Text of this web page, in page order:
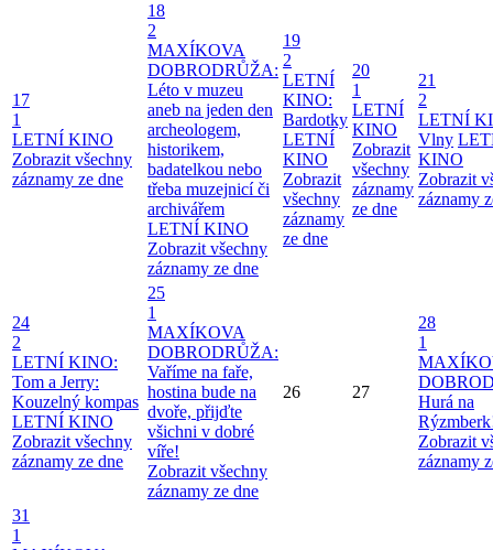
17
1
LETNÍ KINO
Zobrazit všechny
záznamy ze dne
18
2
MAXÍKOVA
DOBRODRŮŽA:
Léto v muzeu
aneb na jeden den
archeologem,
historikem,
badatelkou nebo
třeba muzejnicí či
archivářem
LETNÍ KINO
Zobrazit všechny
záznamy ze dne
19
2
LETNÍ
KINO:
Bardotky
LETNÍ
KINO
Zobrazit
všechny
záznamy
ze dne
20
1
LETNÍ
KINO
Zobrazit
všechny
záznamy
ze dne
21
2
LETNÍ
Vlny
KINO
Zobrazit
záznamy
24
2
LETNÍ KINO:
Tom a Jerry:
Kouzelný kompas
LETNÍ KINO
Zobrazit všechny
záznamy ze dne
25
1
MAXÍKOVA
DOBRODRŮŽA:
Vaříme na faře,
hostina bude na
dvoře, přijďte
všichni v dobré
víře!
Zobrazit všechny
záznamy ze dne
26 27
28
1
Hurá na
Zobrazit
záznamy
31
1